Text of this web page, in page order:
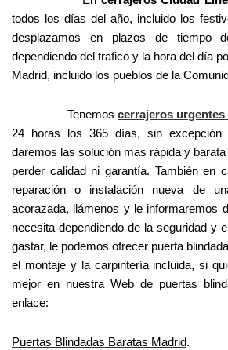
todos los días del año, incluido los
desplazamos en plazos de tiempo
dependiendo del trafico y la hora del día
Madrid, incluido los pueblos de la
Tenemos cerrajeros
24 horas los 365 días, sin excepción
daremos las solución mas rápida y
perder calidad ni garantía. También en
reparación o instalación nueva de
acorazada, llámenos y le informaremos
necesita dependiendo de la seguridad y
gastar, le podemos ofrecer puerta
el montaje y la carpintería incluida, si
mejor en nuestra Web de puertas
enlace:
Puertas Blindadas Baratas Madrid.